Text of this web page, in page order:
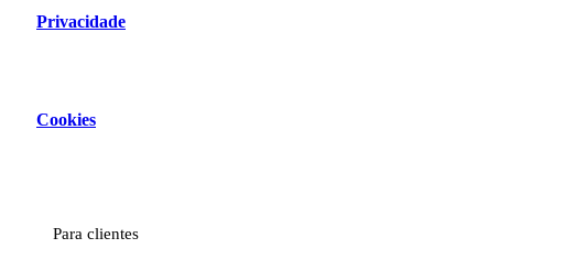
Privacidade
Cookies
Para clientes